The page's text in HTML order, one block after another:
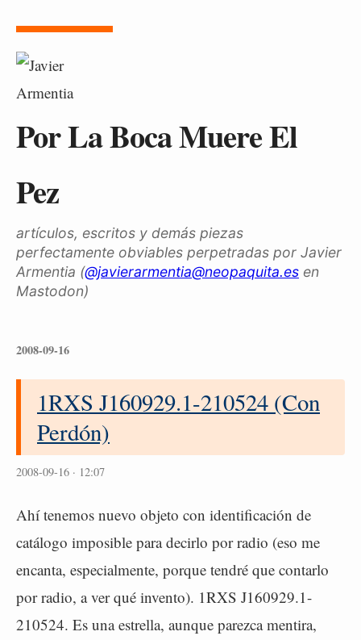
Por La Boca Muere El
Pez
artículos, escritos y demás piezas
perfectamente obviables perpetradas por Javier
Armentia (@javierarmentia@neopaquita.es en
Mastodon)
2008-09-16
1RXS J160929.1-210524 (Con
Perdón)
2008-09-16 · 12:07
Ahí tenemos nuevo objeto con identificación de
catálogo imposible para decirlo por radio (eso me
encanta, especialmente, porque tendré que contarlo
por radio, a ver qué invento). 1RXS J160929.1-
210524. Es una estrella, aunque parezca mentira,